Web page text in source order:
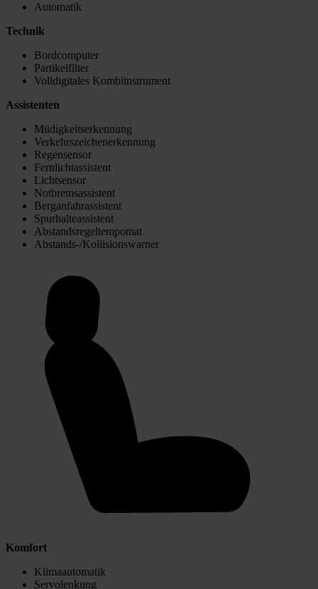
Automatik
Technik
Bordcomputer
Partikelfilter
Volldigitales Kombiinstrument
Assistenten
Müdigkeitserkennung
Verkehrszeichenerkennung
Regensensor
Fernlichtassistent
Lichtsensor
Notbremsassistent
Berganfahrassistent
Spurhalteassistent
Abstandsregeltempomat
Abstands-/Kollisionswarner
Komfort
Klimaautomatik
Servolenkung